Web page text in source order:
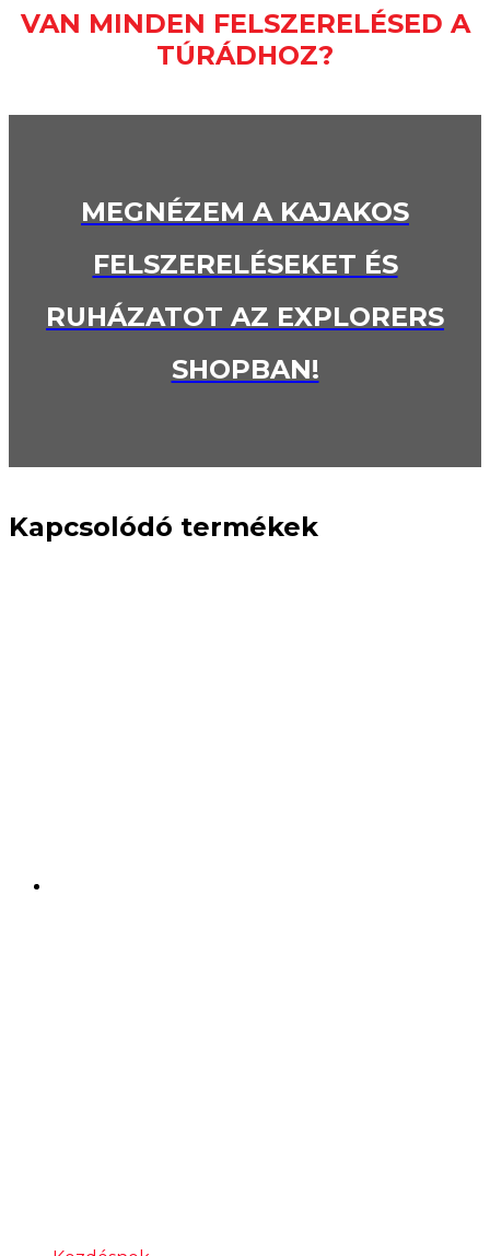
VAN MINDEN FELSZERELÉSED A
TÚRÁDHOZ?
MEGNÉZEM A KAJAKOS
FELSZERELÉSEKET ÉS
RUHÁZATOT AZ EXPLORERS
SHOPBAN!
Kapcsolódó termékek